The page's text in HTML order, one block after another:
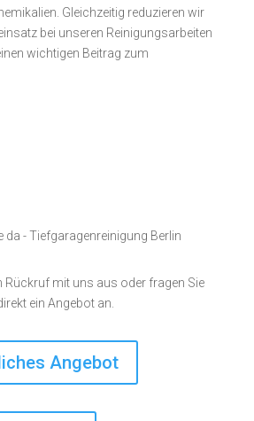
Gleichzeitig reduzieren wir
bei unseren Reinigungsarbeiten
wichtigen Beitrag zum
da - Tiefgaragenreinigung Berlin
Rückruf mit uns aus oder fragen Sie
ein Angebot an.
Angebot